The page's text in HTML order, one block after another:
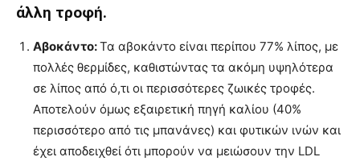
άλλη τροφή.
Αβοκάντο:Τα αβοκάντο είναι περίπου 77% λίπος, με
πολλές θερμίδες, καθιστώντας τα ακόμη υψηλότερα
σε λίπος από ό,τι οι περισσότερες ζωικές τροφές.
Αποτελούν όμως εξαιρετική πηγή καλίου (40%
περισσότερο από τις μπανάνες) και φυτικών ινών και
έχει αποδειχθεί ότι μπορούν να μειώσουν την LDL